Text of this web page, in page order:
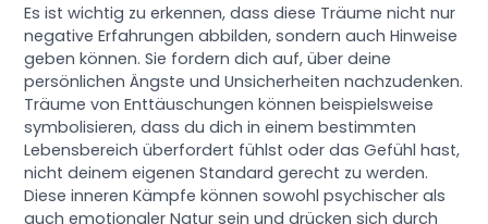
Es ist wichtig zu erkennen, dass diese Träume nicht nur
negative Erfahrungen abbilden, sondern auch Hinweise
geben können. Sie fordern dich auf, über deine
persönlichen Ängste und Unsicherheiten nachzudenken.
Träume von Enttäuschungen können beispielsweise
symbolisieren, dass du dich in einem bestimmten
Lebensbereich überfordert fühlst oder das Gefühl hast,
nicht deinem eigenen Standard gerecht zu werden.
Diese inneren Kämpfe können sowohl psychischer als
auch emotionaler Natur sein und drücken sich durch